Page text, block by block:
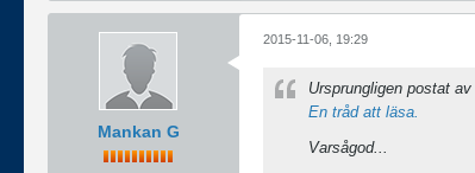
Mankan G
2015-11-06, 19:29
Ursprungligen postat av
En tråd att läsa.
Varsågod...